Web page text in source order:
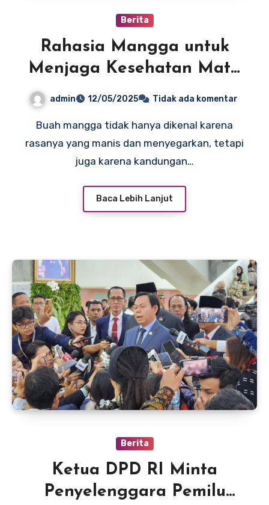
Berita
Rahasia Mangga untuk
Menjaga Kesehatan Mata
admin 12/05/2025 Tidak ada komentar
Buah mangga tidak hanya dikenal karena
rasanya yang manis dan menyegarkan, tetapi
juga karena kandungan…
Baca Lebih Lanjut
Berita
Ketua DPD RI Minta
Penyelenggara Pemilu